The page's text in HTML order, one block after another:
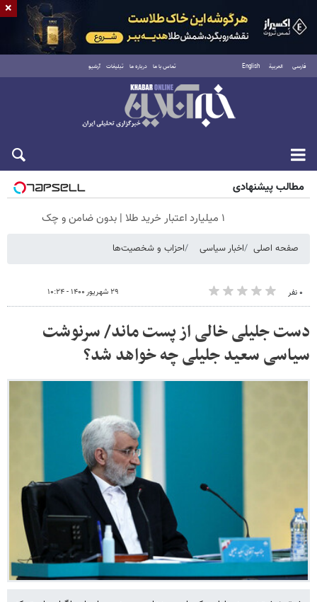
فارسی العربية English تماس با ما درباره ما تبلیغات آرشیو
پنجشنبه ۱۵ مرداد ۱۴۰۵
مطالب پیشنهادی
۱ میلیارد اعتبار خرید طلا | بدون ضامن و چک
صفحه اصلی اخبار سیاسی احزاب و شخصیت‌ها
۰ نفر ۲۹ شهریور ۱۴۰۰ - ۱۰:۲۴
دست جلیلی خالی از پست ماند/ سرنوشت
سیاسی سعید جلیلی چه خواهد شد؟
×